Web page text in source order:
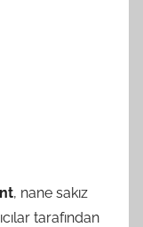
, nane sakız
tarafından